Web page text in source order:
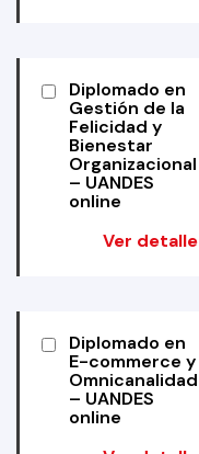
Diplomado en
Gestión de la
Felicidad y
Bienestar
Organizacional
– UANDES
online
Ver detalle
Diplomado en
E-commerce y
Omnicanalidad
– UANDES
online